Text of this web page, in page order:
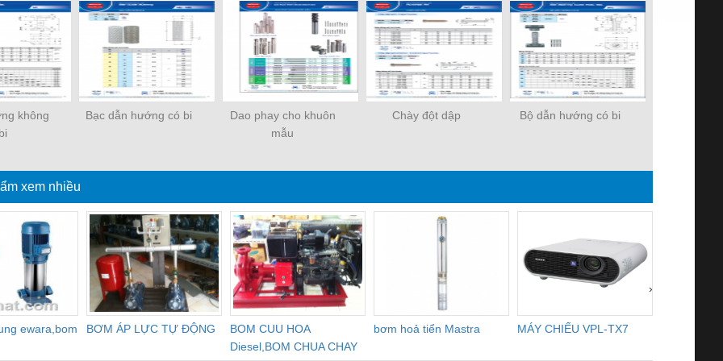
không
Bạc dẫn hướng có bi
Dao phay cho khuôn
mẫu
Chày đột dập Bộ dẫn hướng có bi
xem nhiều
ewara,bom
BƠM ÁP LỰC TỰ ĐỘNG
BOM CUU HOA
Diesel,BOM CHUA CHAY
bơm hoả tiển Mastra MÁY CHIẾU VPL-TX7
›